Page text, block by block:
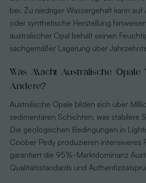
bei. Zu niedriger Wassergehalt kann
oder synthetische Herstellung
australischer Opal behält seinen
sachgemäßer Lagerung über
Was Macht Australische Opale
Andere?
Australische Opale bilden sich über
sedimentären Schichten, was stabilere
Die geologischen Bedingungen in
Coober Pedy produzieren intensiveres
garantiert die 95%-Marktdominanz
Qualitätsstandards und